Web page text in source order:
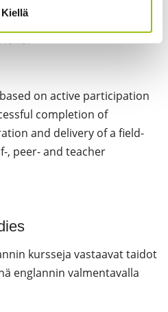
Kiellä
edellyttää vähintään 80
on active participation
completion of
and delivery of a field-
, peer- and teacher
kursseja vastaavat taidot
englannin valmentavalla